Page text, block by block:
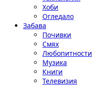
Хоби
Огледало
Забава
Почивки
Смях
Любопитности
Музика
Книги
Телевизия